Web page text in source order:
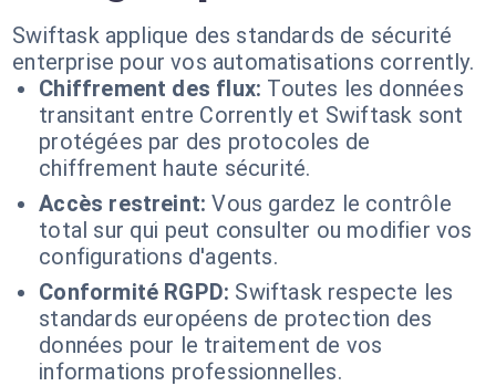
Swiftask applique des standards de sécurité
enterprise pour vos automatisations corrently.
Chiffrement des flux: Toutes les données
transitant entre Corrently et Swiftask sont
protégées par des protocoles de
chiffrement haute sécurité.
Accès restreint: Vous gardez le contrôle
total sur qui peut consulter ou modifier vos
configurations d'agents.
Conformité RGPD: Swiftask respecte les
standards européens de protection des
données pour le traitement de vos
informations professionnelles.